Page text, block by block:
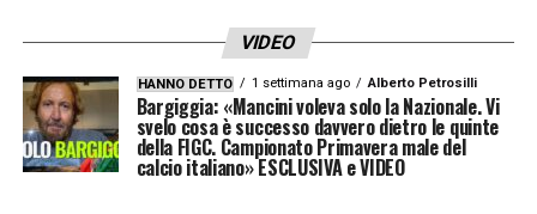
VIDEO
HANNO DETTO 1 settimana ago Alberto Petrosilli
Bargiggia: «Mancini voleva solo la Nazionale. Vi
svelo cosa è successo davvero dietro le quinte
della FIGC. Campionato Primavera male del
calcio italiano» ESCLUSIVA e VIDEO